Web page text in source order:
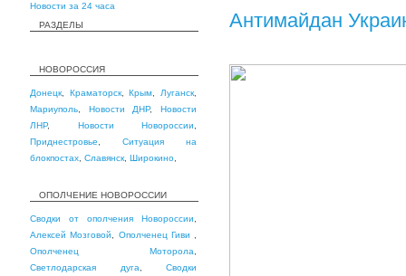
Новости за 24 часа
РАЗДЕЛЫ
НОВОРОССИЯ
Донецк Краматорск,Крым Луганск
Мариуполь
Новости ДНР,Новости
ЛНР, Новости Новороссии
Приднестровье
Ситуация на
блокпостах Славянск Широкино
ОПОЛЧЕНИЕ НОВОРОССИИ
Сводки от ополчения Новороссии
Алексей Мозговой
Ополченец Гиви
Ополченец Моторола
Светлодарская дуга
Сводки
Антимайдан